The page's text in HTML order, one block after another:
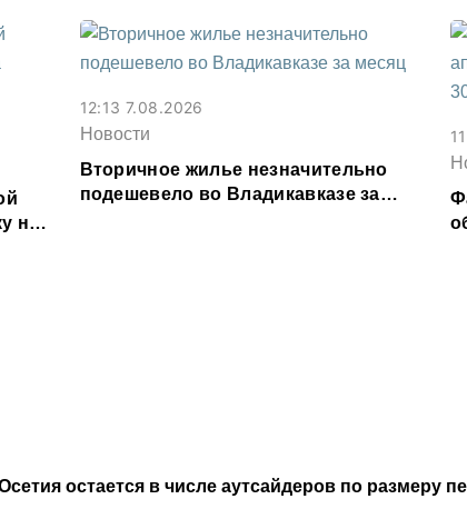
остается в числе аутсайдеров по размеру
на
12:13 7.08.2026
Новости
Вторичное жилье незначительно
подешевело во Владикавказе за